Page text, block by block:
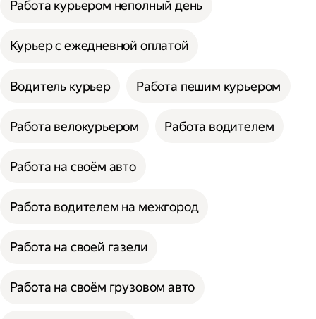
Работа курьером неполный день
Курьер с ежедневной оплатой
Водитель курьер Работа пешим курьером
Работа велокурьером Работа водителем
Работа на своём авто
Работа водителем на межгород
Работа на своей газели
Работа на своём грузовом авто